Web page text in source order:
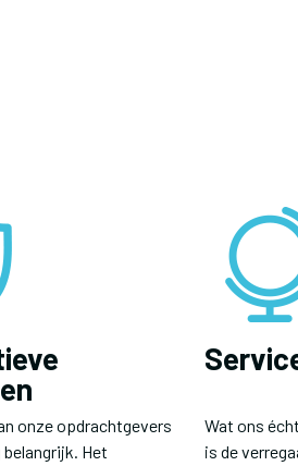
onze opdrachtgevers
Het
Wat ons
is de